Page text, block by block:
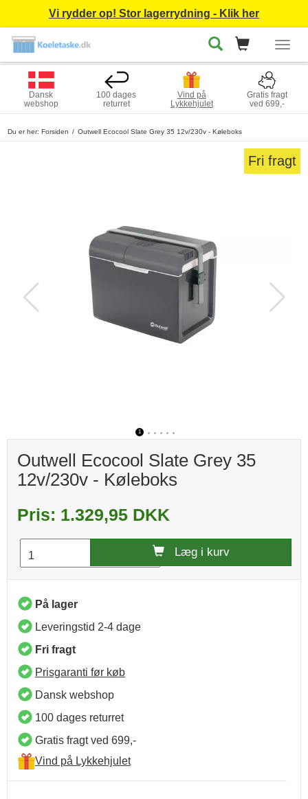
Vi rydder op! Stor lagerrydning - Klik her
Dansk
webshop
100 dages
returret
Vind på
Lykkehjulet
Gratis fragt
ved 699,-
Du er her: Forsiden Outwell Ecocool Slate Grey 35 12v/230v - Køleboks
1
Fri fragt
Outwell Ecocool Slate Grey 35
12v/230v - Køleboks
Pris: 1.329,95 DKK
Læg i kurv
På lager
Leveringstid 2-4 dage
Fri fragt
Prisgaranti før køb
Dansk webshop
100 dages returret
Gratis fragt ved 699,-
Vind på Lykkehjulet